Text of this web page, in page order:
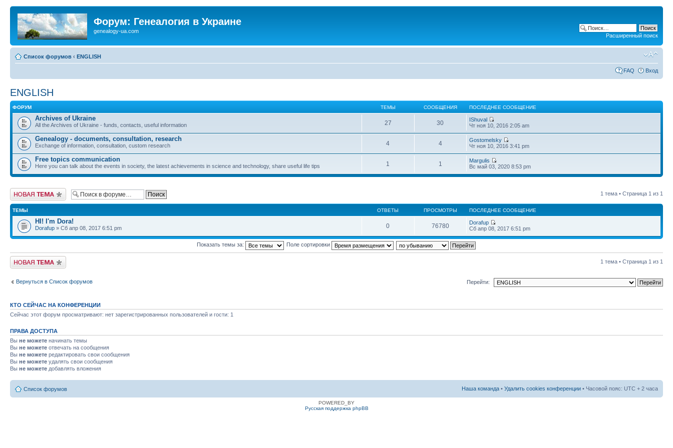
Форум: Генеалогия в Украине
genealogy-ua.com
Расширенный поиск
Список форумов ‹ ENGLISH
FAQ Вход
ENGLISH
ФОРУМ ТЕМЫ СООБЩЕНИЯ ПОСЛЕДНЕЕ СООБЩЕНИЕ
Archives of Ukraine
All the Archives of Ukraine - funds, contacts, useful information 27 30
IShuval
Чт ноя 10, 2016 2:05 am
Genealogy - documents, consultation, research
Exchange of information, consultation, custom research 4 4
Gostomelsky
Чт ноя 10, 2016 3:41 pm
Free topics communication
Here you can talk about the events in society, the latest achievements in science and technology, share useful life tips 1 1
Margulis
Вс май 03, 2020 8:53 pm
Новая тема 1 тема • Страница 1 из 1
ТЕМЫ ОТВЕТЫ ПРОСМОТРЫ ПОСЛЕДНЕЕ СООБЩЕНИЕ
HI! I'm Dora!
Dorafup » Сб апр 08, 2017 6:51 pm 0 76780
Dorafup
Сб апр 08, 2017 6:51 pm
Показать темы за: Поле сортировки
Новая тема 1 тема • Страница 1 из 1
Вернуться в Список форумов Перейти:
КТО СЕЙЧАС НА КОНФЕРЕНЦИИ
Сейчас этот форум просматривают: нет зарегистрированных пользователей и гости: 1
ПРАВА ДОСТУПА
Вы не можете начинать темы
Вы не можете отвечать на сообщения
Вы не можете редактировать свои сообщения
Вы не можете удалять свои сообщения
Вы не можете добавлять вложения
Список форумов Наша команда • Удалить cookies конференции • Часовой пояс: UTC + 2 часа
POWERED_BY
Русская поддержка phpBB